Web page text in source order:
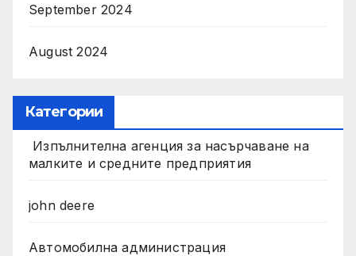
September 2024
August 2024
Категории
Изпълнителна агенция за насърчаване на
малките и средните предприятия
john deere
Автомобилна администрация